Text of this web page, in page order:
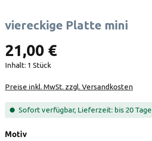
viereckige Platte mini
21,00 €
Inhalt: 1 Stück
Preise inkl. MwSt. zzgl. Versandkosten
Sofort verfügbar, Lieferzeit: bis 20 Tage
Motivauswählen